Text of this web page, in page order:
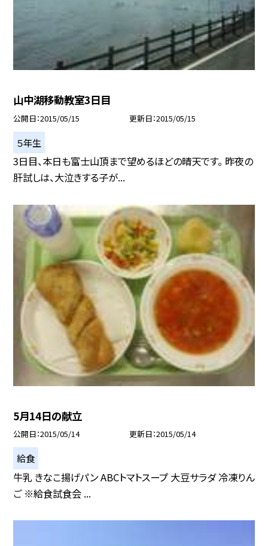
山中湖移動教室3日目
公開日 2015/05/15 更新日 2015/05/15
５年生
3日目、本日も富士山頂まで望めるほどの晴天です。 昨夜の
肝試しは、大泣きする子が...
5月14日の献立
公開日 2015/05/14 更新日 2015/05/14
給食
牛乳 きなこ揚げパン ABCトマトスープ 大豆サラダ 冷凍りん
ご ※給食試食会 ...